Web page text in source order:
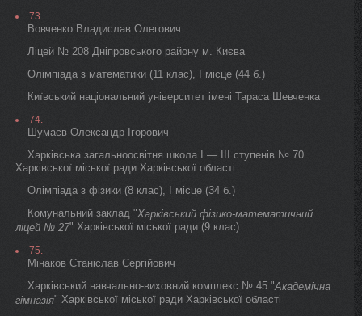
73.
Вовченко Владислав Олегович
Ліцей № 208 Дніпровського району м. Києва
Олімпіада з математики (11 клас), I місце (44 б.)
Київський національний університет імені Тараса Шевченка
74.
Шумаєв Олександр Ігорович
Харківська загальноосвітня школа I — III ступенів № 70
Харківської міської ради Харківської області
Олімпіада з фізики (8 клас), I місце (34 б.)
Комунальний заклад "Харківський фізико-математичний
ліцей № 27" Харківської міської ради (9 клас)
75.
Мінаков Станіслав Сергійович
Харківський навчально-виховний комплекс № 45 "Академічна
гімназія" Харківської міської ради Харківської області